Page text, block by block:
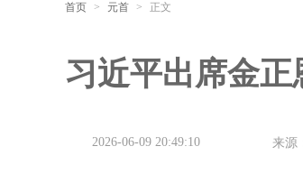
首页 > 元首 > 正文
习近平出席金
2026-06-09 20:49:10 来源